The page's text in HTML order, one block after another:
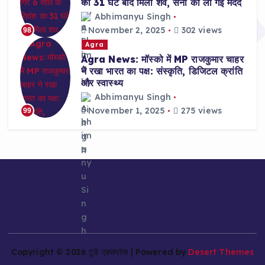
98
Abhimanyu Singh
November 2, 2025
302 views
99
Agra
Agra News: मॉस्को में MP राजकुमार चाहर
ने रखा भारत का पक्ष: संस्कृति, डिजिटल क्रांति
और स्वास्थ्य
Abhimanyu Singh
November 1, 2025
275 views
Copyright © 2026 टुडे एक्सप्रेस | Powered by Desert Themes